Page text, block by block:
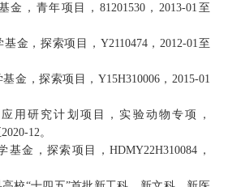
金，青年项目，81201530，2013-01至
金，探索项目，Y2110474，2012-01至
金，探索项目，Y15H310006，2015-01
用研究计划项目，实验动物专项，
12。
基金，探索项目，HDMY22H310084，